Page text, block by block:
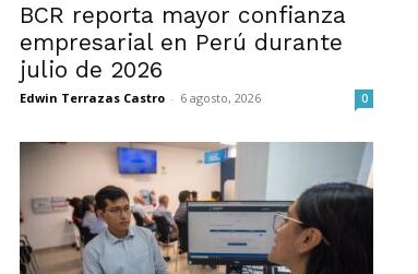
BCR reporta mayor confianza
empresarial en Perú durante
julio de 2026
Edwin Terrazas Castro - 6 agosto, 2026 0